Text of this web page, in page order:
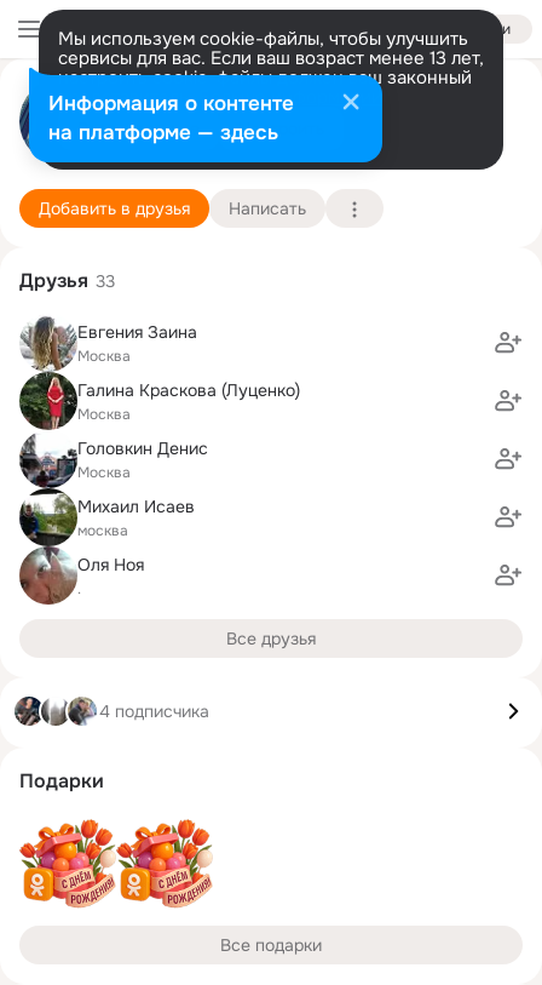
Войти
Мы используем cookie-файлы, чтобы улучшить
сервисы для вас. Если ваш возраст менее 13 лет,
настроить cookie-файлы должен ваш законный
представитель. Больше информации
Разрешить все Настроить
Галина Свиридкина
Москва
25 мая (46 лет)
ВЗФЭИ, Всероссийский заочный финансово-
Подробнее
Добавить в друзья Написать
Друзья 33
Евгения Заина
Москва
Галина Краскова (Луценко)
Москва
Головкин Денис
Москва
Михаил Исаев
москва
Оля Ноя
.
Все друзья
4 подписчика
Подарки
Все подарки
Информация о контенте
на платформе — здесь